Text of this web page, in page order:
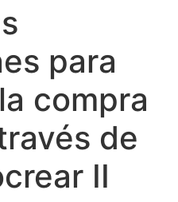
para
compra
de
II